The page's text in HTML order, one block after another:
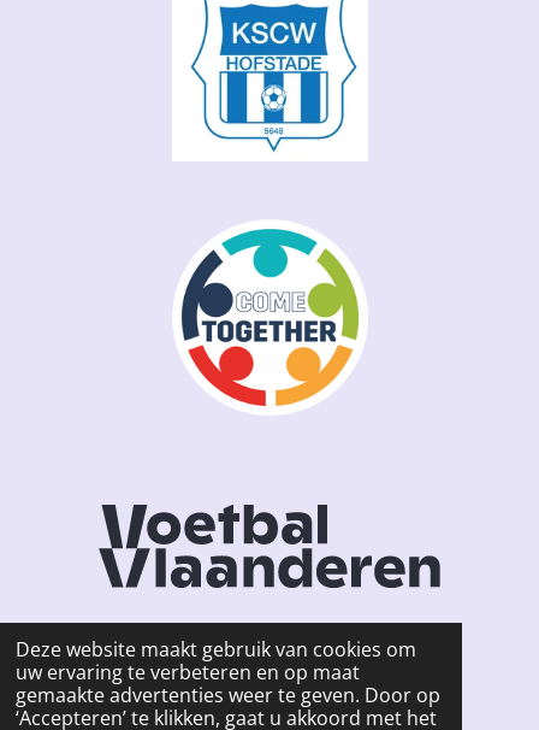
Deze website maakt gebruik van cookies om
uw ervaring te verbeteren en op maat
gemaakte advertenties weer te geven. Door op
‘Accepteren’ te klikken, gaat u akkoord met het
F
a
c
I
n
s
© 2026 KSCW HOFSTADE -Privacy Policy